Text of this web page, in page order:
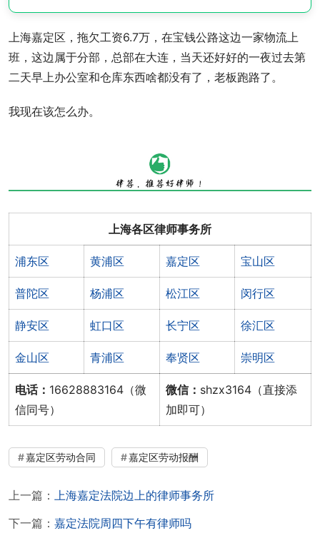
上海嘉定区，拖欠工资6.7万，在宝钱公路这边一家物流上
班，这边属于分部，总部在大连，当天还好好的一夜过去第
二天早上办公室和仓库东西啥都没有了，老板跑路了。
我现在该怎么办。
上海各区律师事务所
浦东区 黄浦区 嘉定区 宝山区
普陀区 杨浦区 松江区 闵行区
静安区 虹口区 长宁区 徐汇区
金山区 青浦区 奉贤区 崇明区
电话： 16628883164（微
信同号）
微信： shzx3164（直接添
加即可）
嘉定区劳动合同 嘉定区劳动报酬
上一篇：
上海嘉定法院边上的律师事务所
下一篇： 嘉定法院周四下午有律师吗